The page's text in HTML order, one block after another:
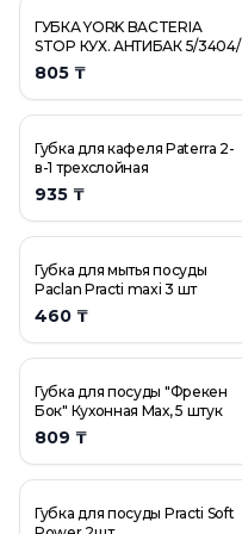
ГУБКА YORK BACTERIA
STOP КУХ. АНТИБАК 5/3404/
805 ₸
Губка для кафеля Paterra 2-
в-1 трехслойная
935 ₸
Губка для мытья посуды
Paclan Practi maxi 3 шт
460 ₸
Губка для посуды "Фрекен
Бок" Кухонная Мах, 5 штук
809 ₸
Губка для посуды Practi Soft